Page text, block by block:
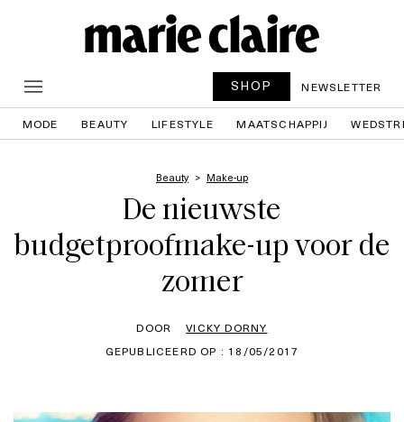
SHOP NEWSLETTER
MODE BEAUTY LIFESTYLE MAATSCHAPPIJ
Beauty Make-up
De nieuwste
budgetproofmake-up voor de
zomer
DOOR
VICKY DORNY
GEPUBLICEERD OP : 18/05/2017